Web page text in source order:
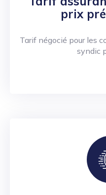
prix
Tarif négocié pour les
syndic